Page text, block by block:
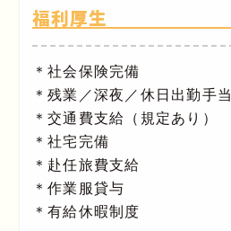
福利厚生
＊社会保険完備
＊残業／深夜／休日出勤手当
＊交通費支給（規定あり）
＊社宅完備
＊赴任旅費支給
＊作業服貸与
＊有給休暇制度